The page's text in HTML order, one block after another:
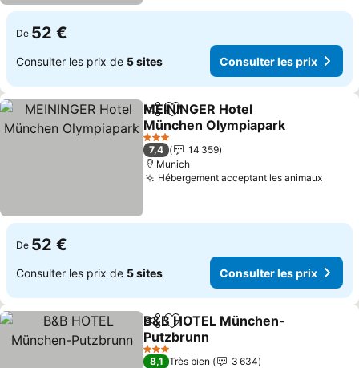
De 52 €
Consulter les prix de 5 sites Consulter les prix
PartagerAjouter à mes favoris
MEININGER Hotel
München Olympiapark
Consulter les prix
3 Étoiles
7,4
14 359
Munich
Hébergement acceptant les animaux
De 52 €
Consulter les prix de 5 sites Consulter les prix
PartagerAjouter à mes favoris
B&B HOTEL München-
Putzbrunn
Consulter les prix
3 Étoiles
8,1 Très bien
3 634